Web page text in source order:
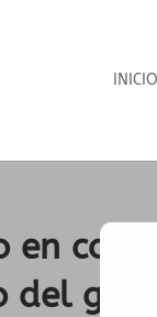
INICIO
en